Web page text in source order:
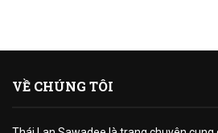
VỀ CHÚNG TÔI